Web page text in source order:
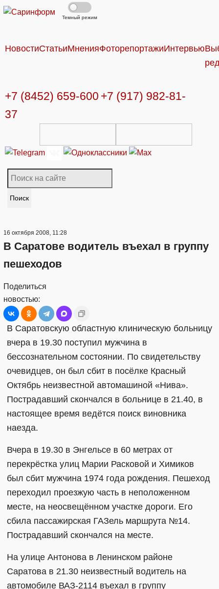
Темный режим
НовостиСтатьиМненияФоторепортажиИнтервью
+7 (8452) 659-600 +7 (917) 982-81-
37
Поиск
16 октября 2008, 11:28
В Саратове водитель въехал в группу
пешеходов
Поделиться
новостью:
В Саратовскую областную клиническую больницу
вчера в 19.30 поступил мужчина в
бессознательном состоянии. По свидетельству
очевидцев, он был сбит в посёлке Красный
Октябрь неизвестной автомашиной «Нива».
Пострадавший скончался в больнице в 21.40, в
настоящее время ведётся поиск виновника
наезда.
Вчера в 19.30 в Энгельсе в 60 метрах от
перекрёстка улиц Марии Расковой и Химиков
был сбит мужчина 1974 года рождения. Пешеход
переходил проезжую часть в неположенном
месте, на неосвещённом участке дороги. Его
сбила пассажирская ГАЗель маршрута №14.
Пострадавший скончался на месте.
На улице Антонова в Ленинском районе
Саратова в 21.30 неизвестный водитель на
автомобиле ВАЗ-2114 въехал в группу